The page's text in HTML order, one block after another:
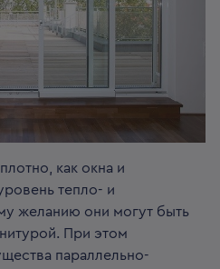
как окна и
тепло- и
желанию они могут быть
При этом
параллельно-